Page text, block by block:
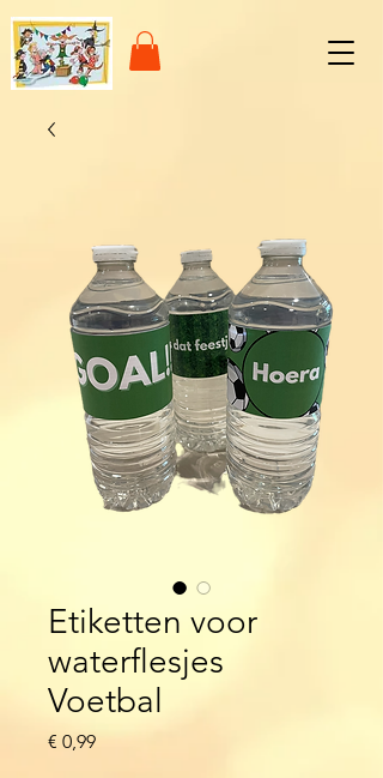
Etiketten voor
waterflesjes
Voetbal
€ 0,99Prijs